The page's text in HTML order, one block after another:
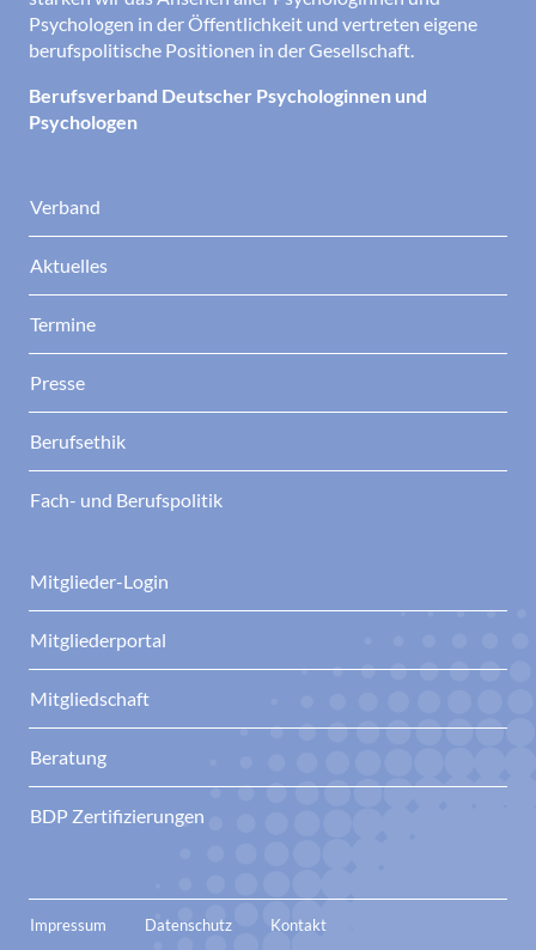
Psychologen in der Öffentlichkeit und vertreten eigene
berufspolitische Positionen in der Gesellschaft.
Berufsverband Deutscher Psychologinnen und
Psychologen
Verband
Aktuelles
Termine
Presse
Berufsethik
Fach- und Berufspolitik
Mitglieder-Login
Mitgliederportal
Mitgliedschaft
Beratung
BDP Zertifizierungen
Impressum Datenschutz Kontakt